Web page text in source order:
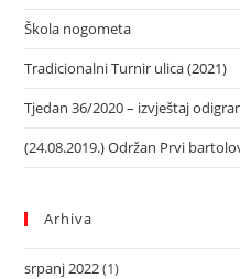
Škola nogometa
Tradicionalni Turnir ulica (2021)
Tjedan 36/2020 – izvještaj
(24.08.2019.) Održan Prvi
Arhiva
srpanj 2022(1)